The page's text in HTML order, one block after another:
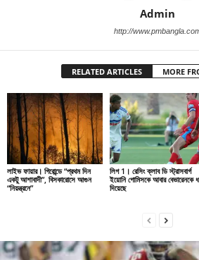
Admin
http://
RELATED ARTICLES MORE
লাইভ ফায়ার। গিরোন্ডে “প্রথম দিন
একটু আশাবাদী”, বিসকারোসে আগুন
“নিয়ন্ত্রনে”
লিগ 1। রেসিং ক্লাব ডি স্ট্রাসবার্গ
ইয়োনি গোমিসকে আবার বেভারেনকে
দিয়েছে